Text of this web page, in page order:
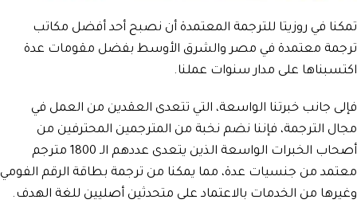
تمكنا في روزيتا للترجمة المعتمدة أن نصبح أحد أفضل مكاتب
ترجمة معتمدة في مصر والشرق الأوسط بفضل مقومات عدة
اكتسبناها على مدار سنوات عملنا.
فإلى جانب خبرتنا الواسعة، التي تتعدى العقدين من العمل في
مجال الترجمة، فإننا نضم نخبة من المترجمين المحترفين من
أصحاب الخبرات الواسعة الذين يتعدى عددهم الـ 1800 مترجم
معتمد من جنسيات عدة، مما يمكنا من ترجمة بطاقة الرقم الفومي
وغيرها من الخدمات بالاعتماد على متحدثين أصليين للغة الهدف.